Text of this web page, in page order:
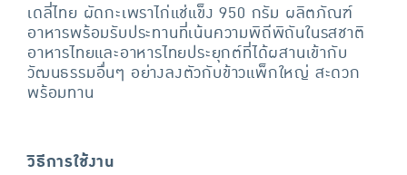
เดลี่ไทย ผัดกะเพราไก่แช่แข็ง 950 กรัม ผลิตภัณฑ์
อาหารพร้อมรับประทานที่เน้นความพิถีพิถันในรสชาติ
อาหารไทยและอาหารไทยประยุกต์ที่ได้ผสานเข้ากับ
วัฒนธรรมอื่นๆ อย่างลงตัวกับข้าวแพ็กใหญ่ สะดวก
พร้อมทาน
วิธีการใช้งาน